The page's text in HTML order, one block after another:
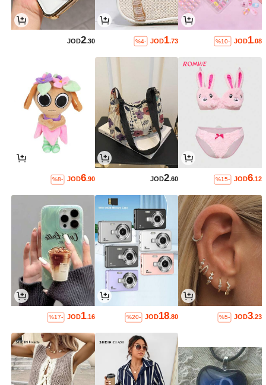
JOD1.08
%10-
JOD1.73
%4-
JOD2.30
JOD6.12
%15-
JOD2.60
JOD6.90
%8-
JOD3.23
%5-
JOD18.80
%20-
JOD1.16
%17-